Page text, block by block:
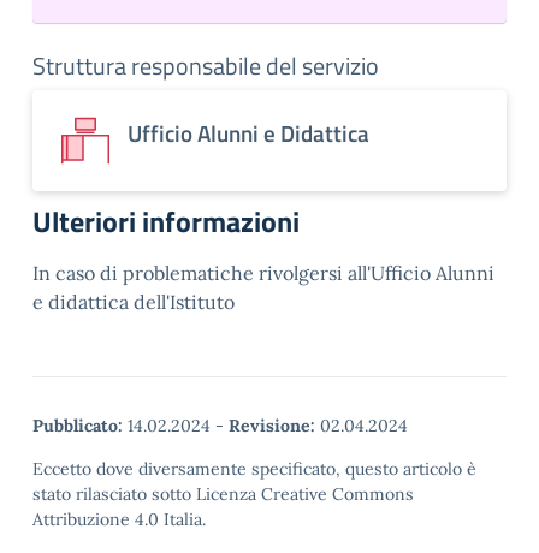
Struttura responsabile del servizio
Ufficio Alunni e Didattica
Ulteriori informazioni
In caso di problematiche rivolgersi all'Ufficio Alunni
e didattica dell'Istituto
Pubblicato: 14.02.2024 - Revisione: 02.04.2024
Eccetto dove diversamente specificato, questo articolo è
stato rilasciato sotto Licenza Creative Commons
Attribuzione 4.0 Italia.